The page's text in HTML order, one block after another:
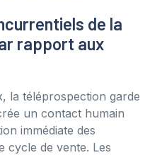
de la
rapport aux
la téléprospection garde
un contact humain
immédiate des
cycle de vente. Les